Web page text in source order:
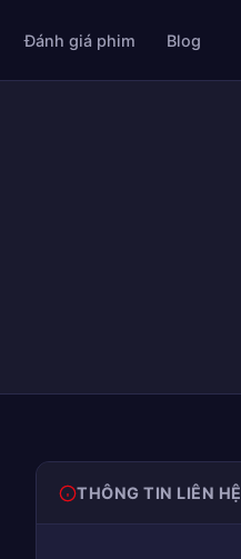
Đánh giá phim Blog
THÔNG TIN LIÊN HỆ